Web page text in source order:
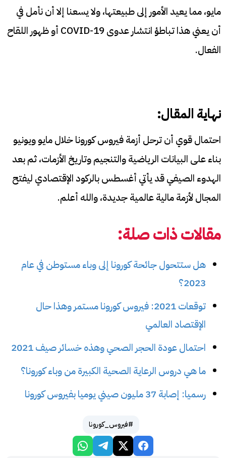
مايو، مما يعيد الأمور إلى طبيعتها، ولا يسعنا إلا أن نأمل في
أن يعني هذا تباطؤ انتشار عدوى COVID-19 أو ظهور اللقاح
الفعال.
نهاية المقال:
احتمال قوي أن ترحل أزمة فيروس كورونا خلال مايو ويونيو
بناء على البيانات الرياضية والتنجيم وتاريخ الأزمات، ثم بعد
الهدوء الصيفي قد يأتي أغسطس بالركود الإقتصادي ليفتح
المجال لأزمة مالية عالمية جديدة، والله أعلم.
مقالات ذات صلة:
هل ستتحول جائحة كورونا إلى وباء مستوطن في عام
2023؟
توقعات 2021: فيروس كورونا مستمر وهذا حال
الإقتصاد العالمي
احتمال عودة الحجر الصحي وهذه خسائر صيف 2021
ما هي دروس الرعاية الصحية الكبيرة من وباء كورونا؟
رسميا: إصابة 37 مليون صيني يوميا بفيروس كورونا
#فيروس_كورونا